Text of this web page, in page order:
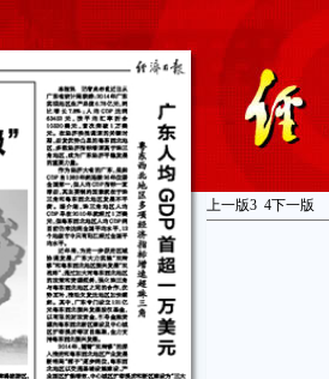
上一版3 4下一版